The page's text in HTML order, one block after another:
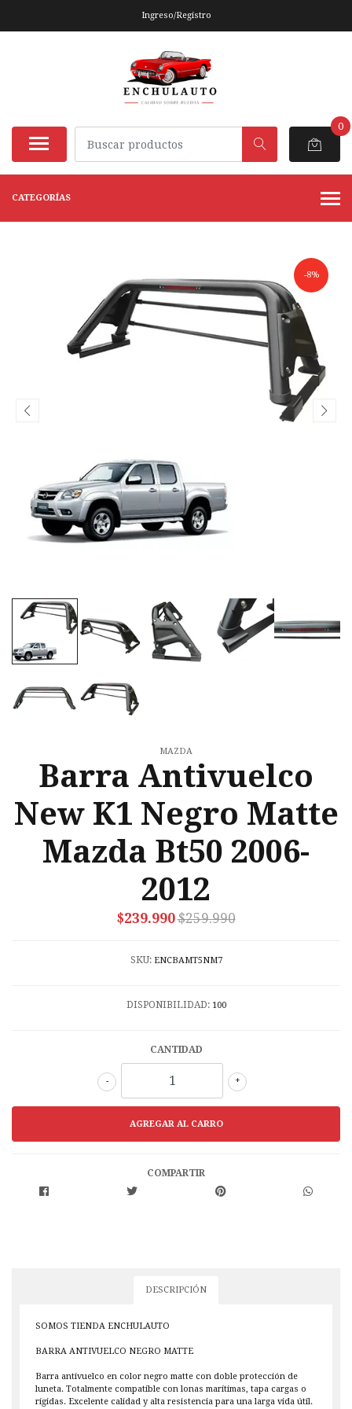
Ingreso/Registro
0
CATEGORÍAS
-8%
MAZDA
Barra Antivuelco
New K1 Negro Matte
Mazda Bt50 2006-
2012
$239.990$259.990
SKU: ENCBAMT5NM7
DISPONIBILIDAD: 100
CANTIDAD
+
-
COMPARTIR
DESCRIPCIÓN
SOMOS TIENDA ENCHULAUTO
BARRA ANTIVUELCO NEGRO MATTE
Barra antivuelco en color negro matte con doble protección de
luneta. Totalmente compatible con lonas marítimas, tapa cargas o
rígidas. Excelente calidad y alta resistencia para una larga vida útil.